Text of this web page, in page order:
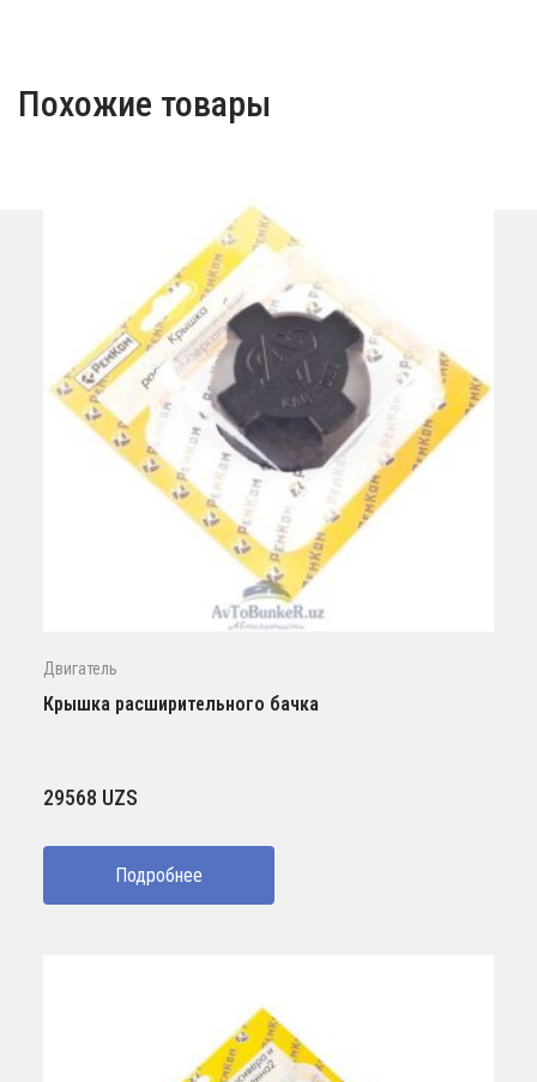
Похожие товары
Двигатель
Крышка расширительного бачка
29568 UZS
Подробнее